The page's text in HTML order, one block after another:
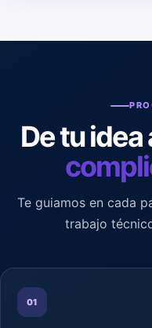
De tu
Te guiamos en cada
trabajo
01